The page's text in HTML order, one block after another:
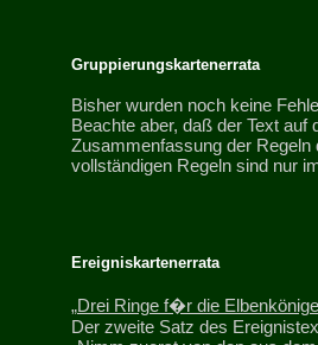
Gruppierungskartenerrata
Bisher wurden noch keine
Beachte aber, daß der Text auf
Zusammenfassung der Regeln
vollständigen Regeln sind nur
Ereigniskartenerrata
„Drei Ringe f�r die
Der zweite Satz des